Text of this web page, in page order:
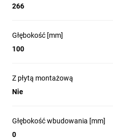
266
Głębokość [mm]
100
Z płytą montażową
Nie
Głębokość wbudowania [mm]
0